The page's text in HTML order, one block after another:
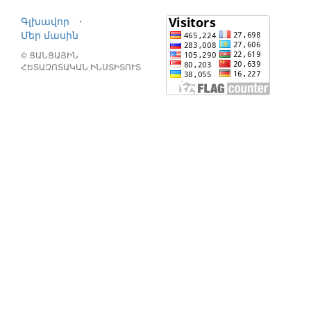
Գլխավոր
⋅
Մեր մասին
© ՑԱՆՑԱՅԻՆ
ՀԵՏԱԶՈՏԱԿԱՆ ԻՆՍՏԻՏՈՒՏ